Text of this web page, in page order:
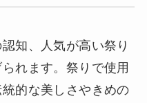
知、人気が高い祭り
れます。祭りで使用
的な美しさやきめの